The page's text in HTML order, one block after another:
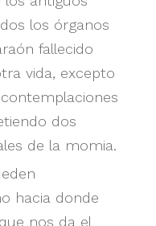
los órganos
fallecido
vida, excepto
dos
de la momia.
hacia donde
nos da el